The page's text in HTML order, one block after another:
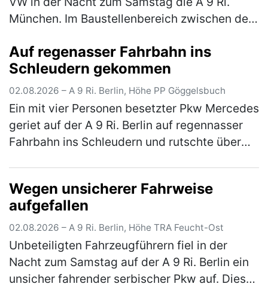
München. Im Baustellenbereich zwischen der
für eine gute Idee, im abge…(mehr)
Auf regenasser Fahrbahn ins
Schleudern gekommen
02.08.2026 – A 9 Ri. Berlin, Höhe PP Göggelsbuch
Ein mit vier Personen besetzter Pkw Mercedes
geriet auf der A 9 Ri. Berlin auf regennasser
Fahrbahn ins Schleudern und rutschte über
Wegen unsicherer Fahrweise
aufgefallen
02.08.2026 – A 9 Ri. Berlin, Höhe TRA Feucht-Ost
Unbeteiligten Fahrzeugführern fiel in der
Nacht zum Samstag auf der A 9 Ri. Berlin ein
unsicher fahrender serbischer Pkw auf. Dieser